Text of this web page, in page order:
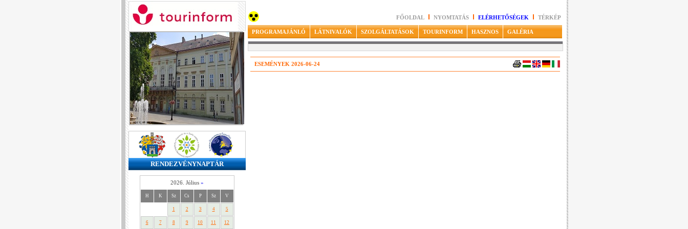
RENDEZVÉNYNAPTÁR
2026. Július »
H K Sz Cs P Sz V
1 2 3 4 5
6 7 8 9 10 11 12
FŐOLDAL NYOMTATÁS ELÉRHETŐSÉGEK TÉRKÉP
PROGRAMAJÁNLÓ LÁTNIVALÓK SZOLGÁLTATÁSOK TOURINFORM HASZNOS GALÉRIA
ESEMÉNYEK 2026-06-24